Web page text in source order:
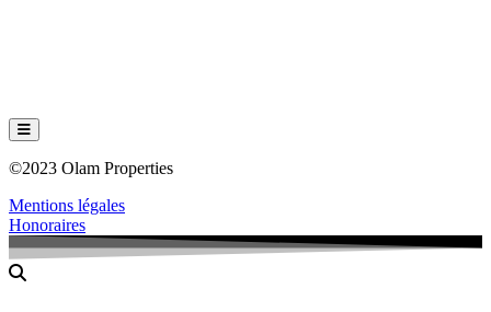
Hamburger Toggle Menu
©2023 Olam Properties
Mentions légales
Honoraires